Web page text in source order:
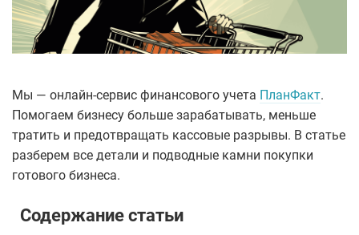
Мы — онлайн-сервис финансового учета ПланФакт.
Помогаем бизнесу больше зарабатывать, меньше
тратить и предотвращать кассовые разрывы. В статье
разберем все детали и подводные камни покупки
готового бизнеса.
Содержание статьи